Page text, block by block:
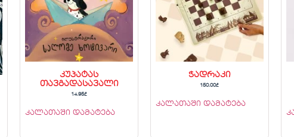
კუპატას
თავგადასავალი
14.95₾
კალათაში დამატება
ჭადრაკი
150.00₾
კალათაში დამატება